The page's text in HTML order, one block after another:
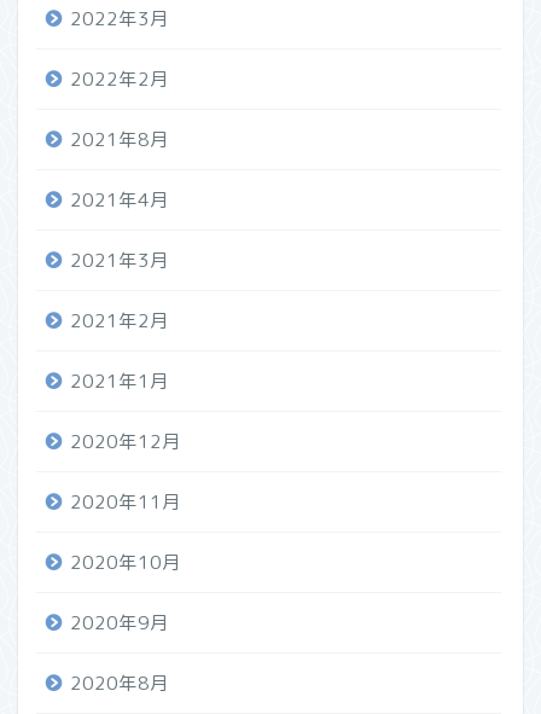
2022年3月
2022年2月
2021年8月
2021年4月
2021年3月
2021年2月
2021年1月
2020年12月
2020年11月
2020年10月
2020年9月
2020年8月